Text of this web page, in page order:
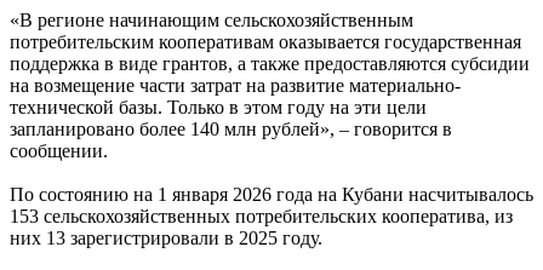
«В регионе начинающим сельскохозяйственным
потребительским кооперативам оказывается государственная
поддержка в виде грантов, а также предоставляются субсидии
на возмещение части затрат на развитие материально-
технической базы. Только в этом году на эти цели
запланировано более 140 млн рублей», – говорится в
сообщении.
По состоянию на 1 января 2026 года на Кубани насчитывалось
153 сельскохозяйственных потребительских кооператива, из
них 13 зарегистрировали в 2025 году.